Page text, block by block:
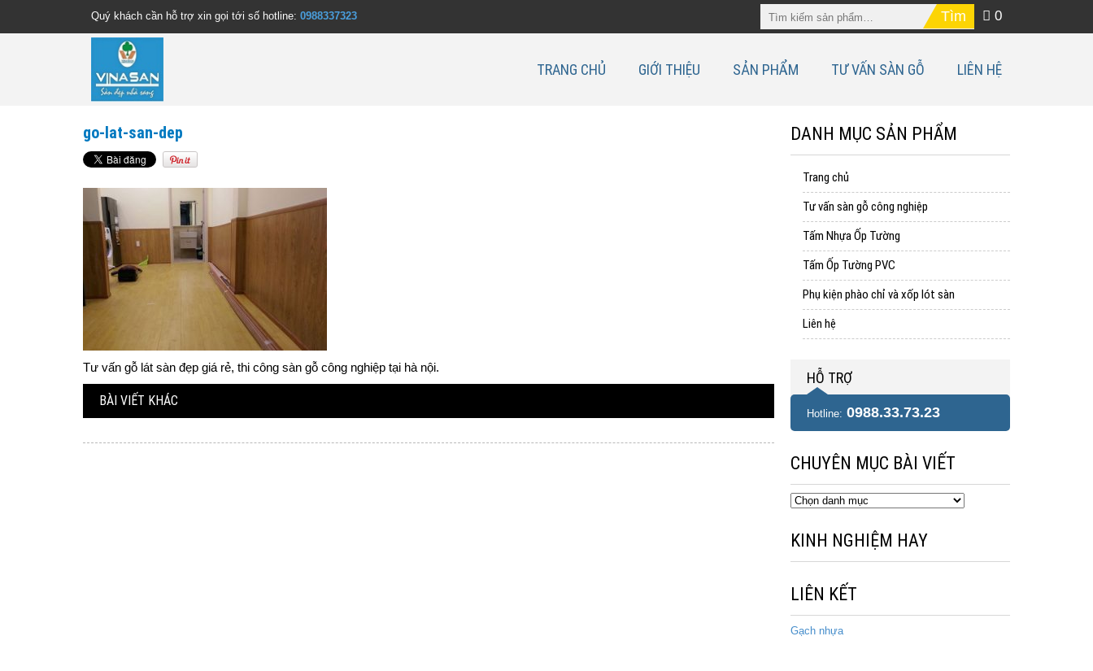
Quý khách cần hỗ trợ xin gọi tới số hotline: 0988337323 0
TRANG CHỦ GIỚI THIỆU SẢN PHẨM TƯ VẤN SÀN GỖ LIÊN HỆ
go-lat-san-dep
Tư vấn gỗ lát sàn đẹp giá rẻ, thi công sàn gỗ công nghiệp tại hà nội.
BÀI VIẾT KHÁC
DANH MỤC SẢN PHẨM
Trang chủ
Tư vấn sàn gỗ công nghiệp
Tấm Nhựa Ốp Tường
Tấm Ốp Tường PVC
Phụ kiện phào chỉ và xốp lót sàn
Liên hệ
HỖ TRỢ
Hotline: 0988.33.73.23
CHUYÊN MỤC BÀI VIẾT
Chuyên
viết
KINH NGHIỆM HAY
LIÊN KẾT
Gạch nhựa